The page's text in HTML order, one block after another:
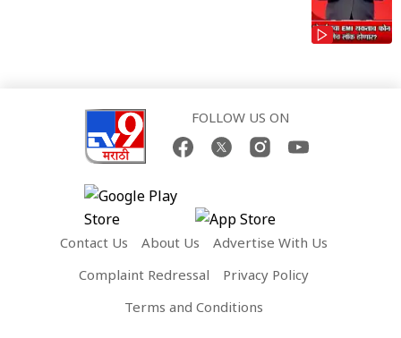
FOLLOW US ON
Contact Us About Us
Advertise With Us
Complaint Redressal
Privacy Policy
Terms and Conditions